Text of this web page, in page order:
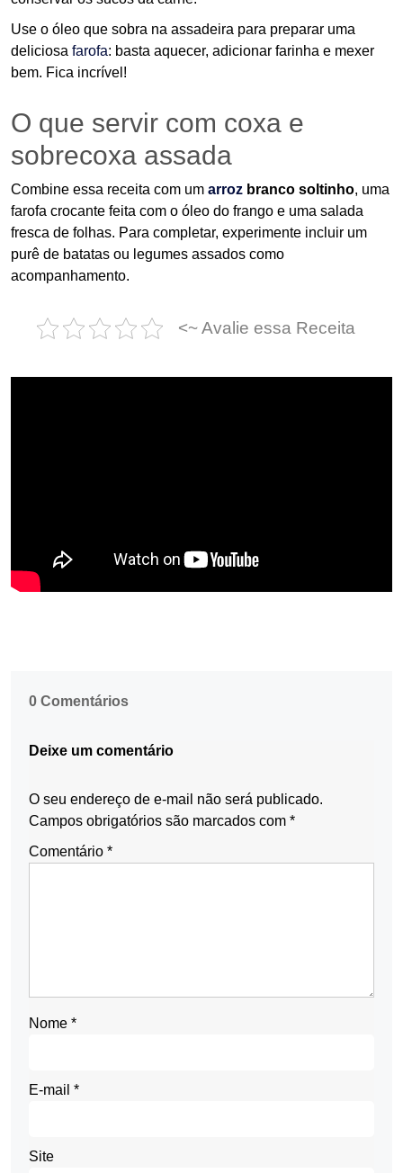
Use o óleo que sobra na assadeira para preparar uma
deliciosa farofa: basta aquecer, adicionar farinha e mexer
bem. Fica incrível!
O que servir com coxa e
sobrecoxa assada
Combine essa receita com um arroz branco soltinho, uma
farofa crocante feita com o óleo do frango e uma salada
fresca de folhas. Para completar, experimente incluir um
purê de batatas ou legumes assados como
acompanhamento.
<~ Avalie essa Receita
0 Comentários
Deixe um comentário
O seu endereço de e-mail não será publicado.
Campos obrigatórios são marcados com *
Comentário *
Nome *
E-mail *
Site